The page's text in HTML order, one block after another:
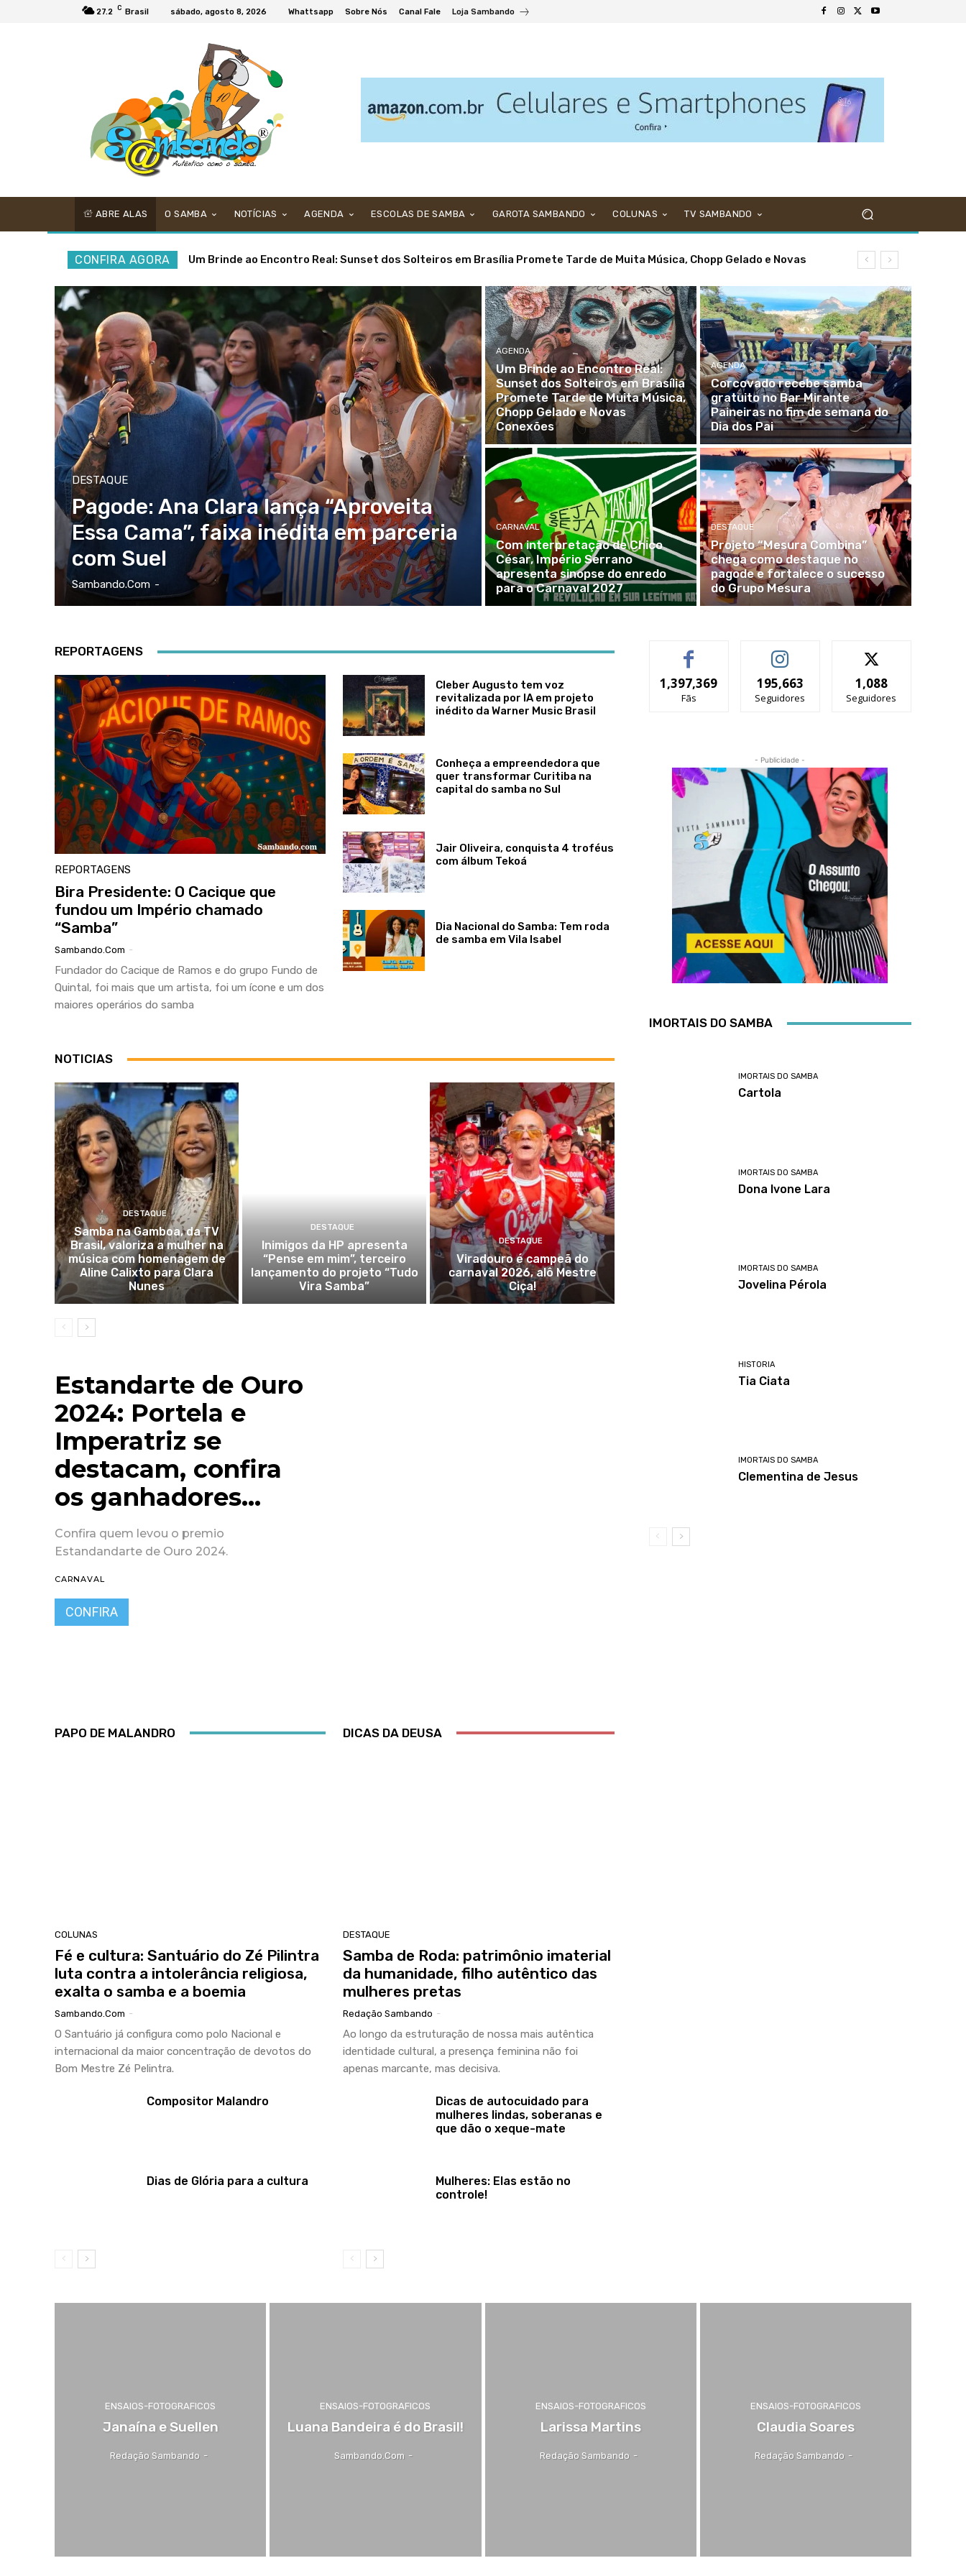
27.2 C Brasil sábado, agosto 8, 2026 Whattsapp Sobre Nós Canal Fale Loja Sambando
ABRE ALAS O SAMBA NOTÍCIAS AGENDA ESCOLAS DE SAMBA GAROTA SAMBANDO COLUNAS TV SAMBANDO
CONFIRA AGORA Corcovado recebe samba gratuito no Bar Mirante Paineiras no fim de semana do Dia dos Pai
DESTAQUE
Pagode: Ana Clara lança “Aproveita
Essa Cama”, faixa inédita em parceria
com Suel
Sambando.com -
AGENDA
Um Brinde ao Encontro Real:
Sunset dos Solteiros em Brasília
Promete Tarde de Muita Música,
Chopp Gelado e Novas
Conexões
AGENDA
Corcovado recebe samba
gratuito no Bar Mirante
Paineiras no fim de semana do
Dia dos Pai
CARNAVAL
Com interpretação de Chico
César, Império Serrano
apresenta sinopse do enredo
para o Carnaval 2027
DESTAQUE
Projeto “Mesura Combina”
chega como destaque no
pagode e fortalece o sucesso
do Grupo Mesura
REPORTAGENS
REPORTAGENS
Bira Presidente: O Cacique que
fundou um Império chamado
“Samba”
Sambando.com -
Fundador do Cacique de Ramos e do grupo Fundo de
Quintal, foi mais que um artista, foi um ícone e um dos
maiores operários do samba
Cleber Augusto tem voz
revitalizada por IA em projeto
inédito da Warner Music Brasil
Conheça a empreendedora que
quer transformar Curitiba na
capital do samba no Sul
Jair Oliveira, conquista 4 troféus
com álbum Tekoá
Dia Nacional do Samba: Tem roda
de samba em Vila Isabel
NOTICIAS
DESTAQUE
Samba na Gamboa, da TV
Brasil, valoriza a mulher na
música com homenagem de
Aline Calixto para Clara
Nunes
DESTAQUE
Inimigos da HP apresenta
“Pense em mim”, terceiro
lançamento do projeto “Tudo
Vira Samba”
DESTAQUE
Viradouro é campeã do
carnaval 2026, alô Mestre
Ciça!
Estandarte de Ouro
2024: Portela e
Imperatriz se
destacam, confira
os ganhadores…
Confira quem levou o premio
Estandandarte de Ouro 2024.
CARNAVAL
CONFIRA
PAPO DE MALANDRO
COLUNAS
Fé e cultura: Santuário do Zé Pilintra
luta contra a intolerância religiosa,
exalta o samba e a boemia
Sambando.com -
O Santuário já configura como polo Nacional e
internacional da maior concentração de devotos do
Bom Mestre Zé Pelintra.
Compositor Malandro
Dias de Glória para a cultura
DICAS DA DEUSA
DESTAQUE
Samba de Roda: patrimônio imaterial
da humanidade, filho autêntico das
mulheres pretas
Redação Sambando -
Ao longo da estruturação de nossa mais autêntica
identidade cultural, a presença feminina não foi
apenas marcante, mas decisiva.
Dicas de autocuidado para
mulheres lindas, soberanas e
que dão o xeque-mate
Mulheres: Elas estão no
controle!
1,397,369
Fãs
195,663
Seguidores
1,088
Seguidores
- Publicidade -
IMORTAIS DO SAMBA
IMORTAIS DO SAMBA
Cartola
IMORTAIS DO SAMBA
Dona Ivone Lara
IMORTAIS DO SAMBA
Jovelina Pérola
HISTORIA
Tia Ciata
IMORTAIS DO SAMBA
Clementina de Jesus
ENSAIOS-FOTOGRAFICOS
Janaína e Suellen
Redação Sambando -
ENSAIOS-FOTOGRAFICOS
Luana Bandeira é do Brasil!
Sambando.com -
ENSAIOS-FOTOGRAFICOS
Larissa Martins
Redação Sambando -
ENSAIOS-FOTOGRAFICOS
Claudia Soares
Redação Sambando -